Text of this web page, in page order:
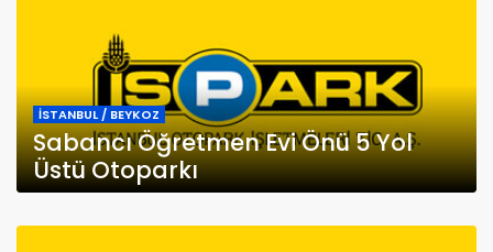
İSTANBUL / BEYKOZ
Sabancı Öğretmen Evi Önü 5 Yol
Üstü Otoparkı